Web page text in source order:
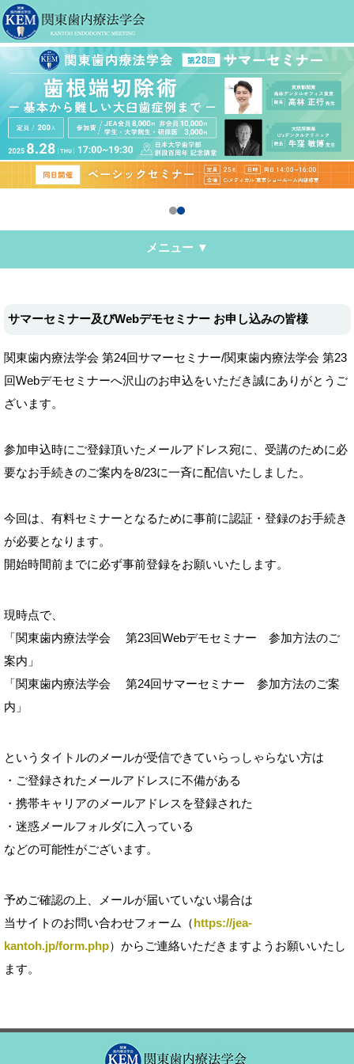
メニュー ▼
サマーセミナー及びWebデモセミナー お申し込みの皆様
関東歯内療法学会 第24回サマーセミナー/関東歯内療法学会 第23
回Webデモセミナーへ沢山のお申込をいただき誠にありがとうご
ざいます。
参加申込時にご登録頂いたメールアドレス宛に、受講のために必
要なお手続きのご案内を8/23に一斉に配信いたしました。
今回は、有料セミナーとなるために事前に認証・登録のお手続き
が必要となります。
開始時間前までに必ず事前登録をお願いいたします。
現時点で、
「関東歯内療法学会 第23回Webデモセミナー 参加方法のご
案内」
「関東歯内療法学会 第24回サマーセミナー 参加方法のご案
内」
というタイトルのメールが受信できていらっしゃらない方は
・ご登録されたメールアドレスに不備がある
・携帯キャリアのメールアドレスを登録された
・迷惑メールフォルダに入っている
などの可能性がございます。
予めご確認の上、メールが届いていない場合は
当サイトのお問い合わせフォーム（ https://jea-
kantoh.jp/form.php）からご連絡いただきますようお願いいたし
ます。